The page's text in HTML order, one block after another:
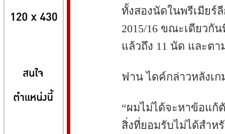
ทั้งสองนัดในพรีเมียร์
2015/16 ขณะเดียวกั
แล้วถึง 11 นัด และต
ฟาน ไดค์กล่าวหลังเก
“ผมไม่ได้จะหาข้อแก้
สิ่งที่ยอมรับไม่ได้สำหรั